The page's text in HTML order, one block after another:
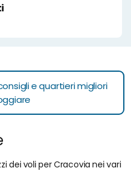
e quartieri migliori
dei voli per Cracovia nei vari